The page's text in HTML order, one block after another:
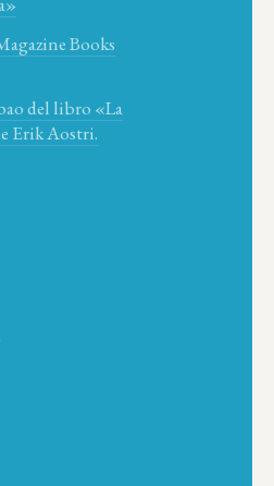
Books
del libro «La
Erik Aostri.